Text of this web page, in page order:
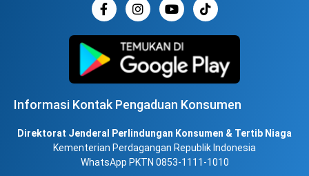
Informasi Kontak Pengaduan Konsumen
Direktorat Jenderal Perlindungan Konsumen & Tertib Niaga
Kementerian Perdagangan Republik Indonesia
WhatsApp PKTN 0853-1111-1010